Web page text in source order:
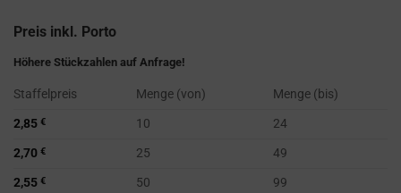
Preis inkl. Porto
Höhere Stückzahlen auf Anfrage!
Staffelpreis Menge (von)
Menge (bis)
2,85 € 10
24
2,70 € 25
49
2,55 € 50
99